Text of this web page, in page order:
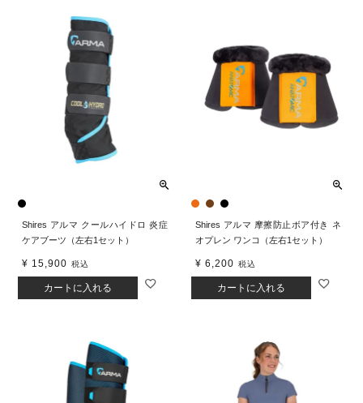
Shires アルマ クールハイドロ 炎症
ケアブーツ（左右1セット）
¥ 15,900 税込
カートに入れる
Shires アルマ 摩擦防止ボア付き ネ
オプレン ワンコ（左右1セット）
¥ 6,200 税込
カートに入れる